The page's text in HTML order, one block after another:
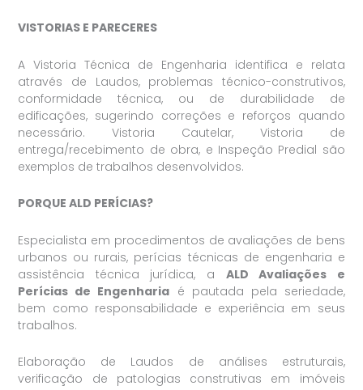
VISTORIAS E PARECERES
A Vistoria Técnica de Engenharia identifica e relata
através de Laudos, problemas técnico-construtivos,
conformidade técnica, ou de durabilidade de
edificações, sugerindo correções e reforços quando
necessário. Vistoria Cautelar, Vistoria de
entrega/recebimento de obra, e Inspeção Predial são
exemplos de trabalhos desenvolvidos.
PORQUE ALD PERÍCIAS?
Especialista em procedimentos de avaliações de bens
urbanos ou rurais, perícias técnicas de engenharia e
assistência técnica jurídica, a ALD Avaliações e
Perícias de Engenharia é pautada pela seriedade,
bem como responsabilidade e experiência em seus
trabalhos.
Elaboração de Laudos de análises estruturais,
verificação de patologias construtivas em imóveis